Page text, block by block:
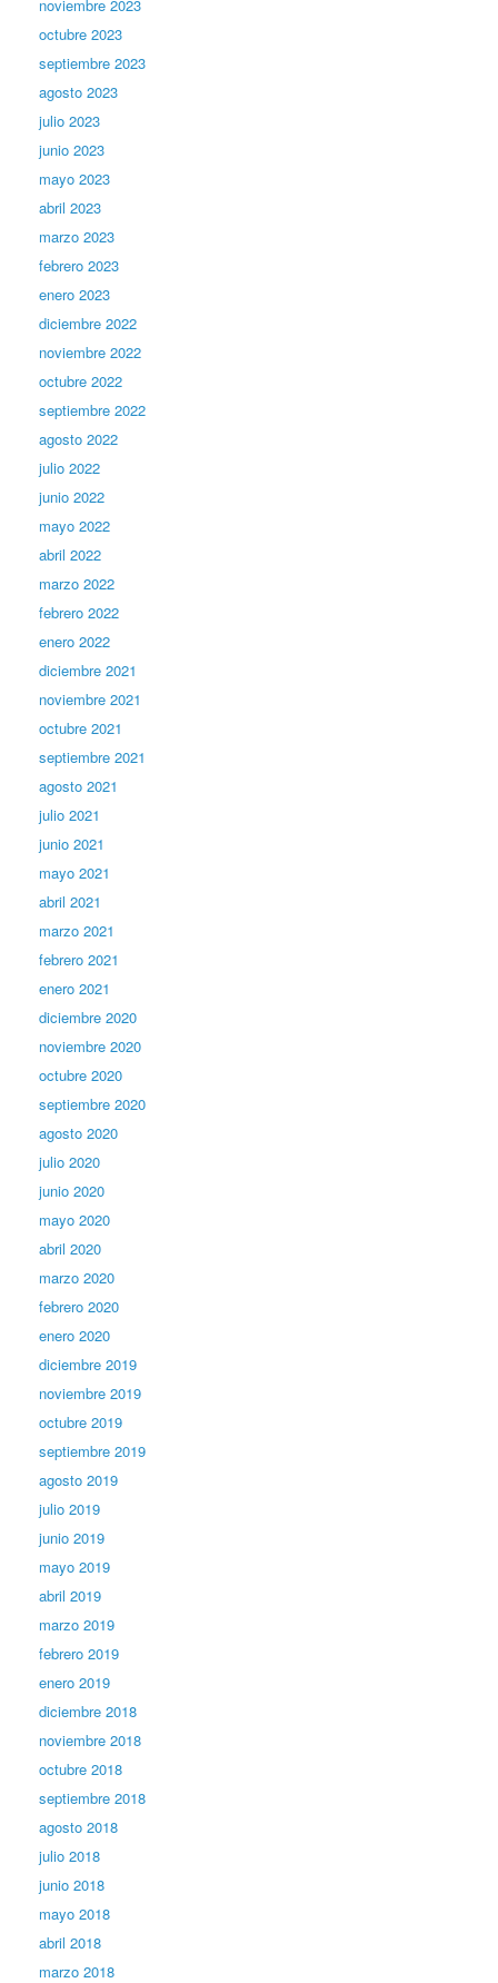
noviembre 2023
octubre 2023
septiembre 2023
agosto 2023
julio 2023
junio 2023
mayo 2023
abril 2023
marzo 2023
febrero 2023
enero 2023
diciembre 2022
noviembre 2022
octubre 2022
septiembre 2022
agosto 2022
julio 2022
junio 2022
mayo 2022
abril 2022
marzo 2022
febrero 2022
enero 2022
diciembre 2021
noviembre 2021
octubre 2021
septiembre 2021
agosto 2021
julio 2021
junio 2021
mayo 2021
abril 2021
marzo 2021
febrero 2021
enero 2021
diciembre 2020
noviembre 2020
octubre 2020
septiembre 2020
agosto 2020
julio 2020
junio 2020
mayo 2020
abril 2020
marzo 2020
febrero 2020
enero 2020
diciembre 2019
noviembre 2019
octubre 2019
septiembre 2019
agosto 2019
julio 2019
junio 2019
mayo 2019
abril 2019
marzo 2019
febrero 2019
enero 2019
diciembre 2018
noviembre 2018
octubre 2018
septiembre 2018
agosto 2018
julio 2018
junio 2018
mayo 2018
abril 2018
marzo 2018